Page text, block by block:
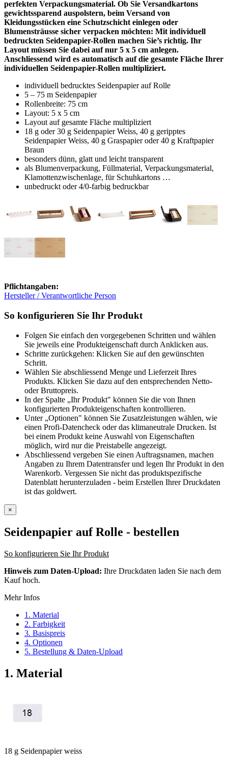
perfekten Verpackungsmaterial. Ob Sie Versandkartons
gewichtssparend auspolstern, beim Versand von
Kleidungsstücken eine Schutzschicht einlegen oder
Blumensträusse sicher verpacken möchten: Mit individuell
bedruckten Seidenpapier-Rollen machen Sie’s richtig. Ihr
Layout müssen Sie dabei auf nur 5 x 5 cm anlegen.
Anschliessend wird es automatisch auf die gesamte Fläche Ihrer
individuellen Seidenpapier-Rollen multipliziert.
individuell bedrucktes Seidenpapier auf Rolle
5 – 75 m Seidenpapier
Rollenbreite: 75 cm
Layout: 5 x 5 cm
Layout auf gesamte Fläche multipliziert
18 g oder 30 g Seidenpapier Weiss, 40 g geripptes
Seidenpapier Weiss, 40 g Graspapier oder 40 g Kraftpapier
Braun
besonders dünn, glatt und leicht transparent
als Blumenverpackung, Füllmaterial, Verpackungsmaterial,
Klamottenzwischenlage, für Schuhkartons …
unbedruckt oder 4/0-farbig bedruckbar
Pflichtangaben:
Hersteller / Verantwortliche Person
So konfigurieren Sie Ihr Produkt
Folgen Sie einfach den vorgegebenen Schritten und wählen
Sie jeweils eine Produkteigenschaft durch Anklicken aus.
Schritte zurückgehen: Klicken Sie auf den gewünschten
Schritt.
Wählen Sie abschliessend Menge und Lieferzeit Ihres
Produkts. Klicken Sie dazu auf den entsprechenden Netto-
oder Bruttopreis.
In der Spalte „Ihr Produkt" können Sie die von Ihnen
konfigurierten Produkteigenschaften kontrollieren.
Unter „Optionen" können Sie Zusatzleistungen wählen, wie
einen Profi-Datencheck oder das klimaneutrale Drucken. Ist
bei einem Produkt keine Auswahl von Eigenschaften
möglich, wird nur die Preistabelle angezeigt.
Abschliessend vergeben Sie einen Auftragsnamen, machen
Angaben zu Ihrem Datentransfer und legen Ihr Produkt in den
Warenkorb. Vergessen Sie nicht das produktspezifische
Datenblatt herunterzuladen - beim Erstellen Ihrer Druckdaten
ist das goldwert.
×
Seidenpapier auf Rolle - bestellen
So konfigurieren Sie Ihr Produkt
Hinweis zum Daten-Upload: Ihre Druckdaten laden Sie nach dem
Kauf hoch.
Mehr Infos
1. Material
2. Farbigkeit
3. Basispreis
4. Optionen
5. Bestellung & Daten-Upload
1. Material
18 g Seidenpapier weiss